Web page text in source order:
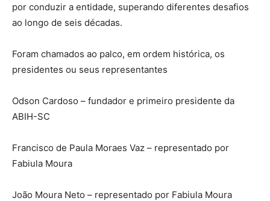
por conduzir a entidade, superando diferentes desafios
ao longo de seis décadas.
Foram chamados ao palco, em ordem histórica, os
presidentes ou seus representantes
Odson Cardoso – fundador e primeiro presidente da
ABIH-SC
Francisco de Paula Moraes Vaz – representado por
Fabiula Moura
João Moura Neto – representado por Fabiula Moura